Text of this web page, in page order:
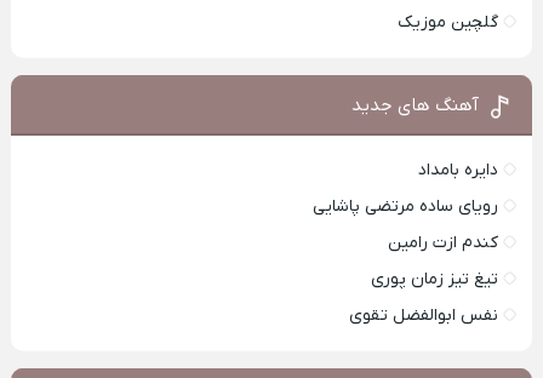
گلچین موزیک
آهنگ های جدید
دایره بامداد
رویای ساده مرتضی پاشایی
کندم ازت رامین
تیغ تیز زمان پوری
نفس ابوالفضل تقوی